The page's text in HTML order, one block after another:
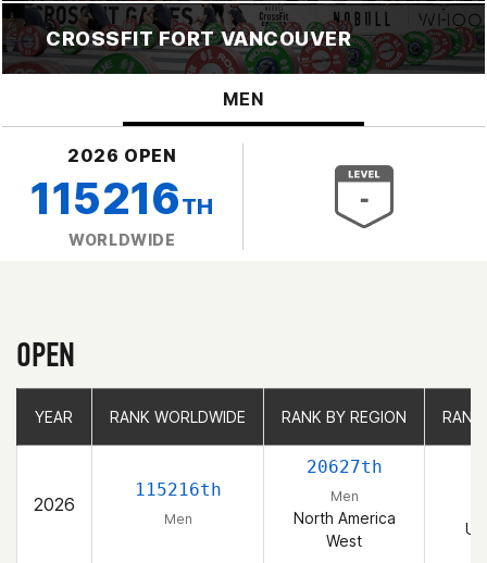
CROSSFIT FORT VANCOUVER
MEN
2026 OPEN
115216TH
WORLDWIDE
OPEN
YEAR RANK WORLDWIDE RANK BY REGION
2026
115216th
Men
20627th
Men
North America
West
YEAR RANK WORLDWIDE RANK BY REGION